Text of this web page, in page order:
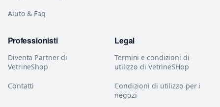
Aiuto & Faq
Professionisti
Diventa Partner di
VetrineShop
Contatti
Legal
Termini e condizioni di
utilizzo di VetrineSHop
Condizioni di utilizzo per i
negozi